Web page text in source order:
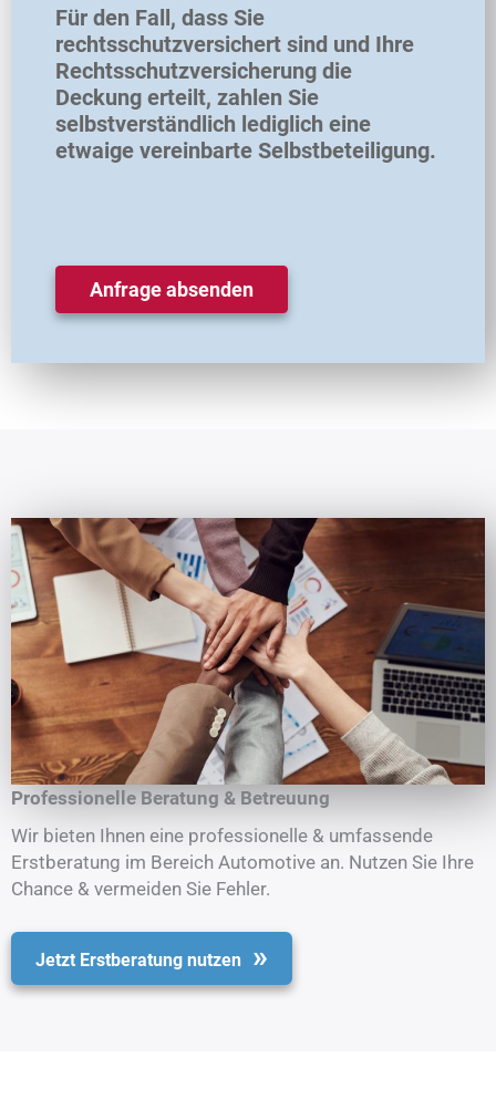
Für den Fall, dass Sie
rechtsschutzversichert sind und Ihre
Rechtsschutzversicherung die
Deckung erteilt, zahlen Sie
selbstverständlich lediglich eine
etwaige vereinbarte Selbstbeteiligung.
Anfrage absenden
Professionelle Beratung & Betreuung
Wir bieten Ihnen eine professionelle & umfassende
Erstberatung im Bereich Automotive an. Nutzen Sie Ihre
Chance & vermeiden Sie Fehler.
Jetzt Erstberatung nutzen